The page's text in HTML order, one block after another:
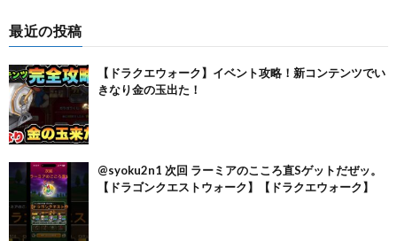
最近の投稿
【ドラクエウォーク】イベント攻略！新コンテンツでい
きなり金の玉出た！
@syoku2n1 次回 ラーミアのこころ直Sゲットだぜッ。
【ドラゴンクエストウォーク】【ドラクエウォーク】